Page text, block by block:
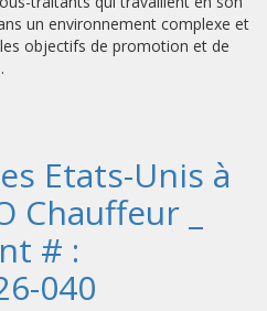
un environnement complexe et
objectifs de promotion et de
Etats-Unis à
Chauffeur _
# :
040